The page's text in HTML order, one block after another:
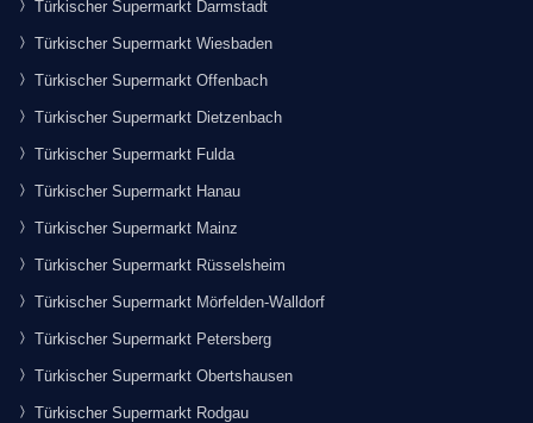
Türkischer Supermarkt Darmstadt
Türkischer Supermarkt Wiesbaden
Türkischer Supermarkt Offenbach
Türkischer Supermarkt Dietzenbach
Türkischer Supermarkt Fulda
Türkischer Supermarkt Hanau
Türkischer Supermarkt Mainz
Türkischer Supermarkt Rüsselsheim
Türkischer Supermarkt Mörfelden-Walldorf
Türkischer Supermarkt Petersberg
Türkischer Supermarkt Obertshausen
Türkischer Supermarkt Rodgau